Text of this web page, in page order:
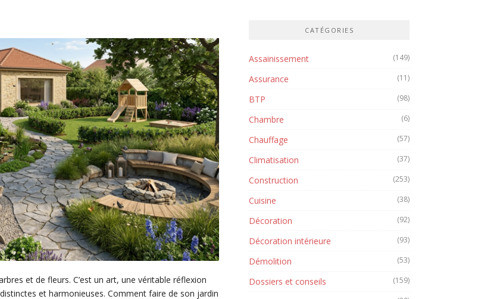
et de fleurs. C’est un art, une véritable réflexion
et harmonieuses. Comment faire de son jardin
CATÉGORIES
Assainissement (149)
Assurance (11)
BTP (98)
Chambre (6)
Chauffage (57)
Climatisation (37)
Construction (253)
Cuisine (38)
Décoration (92)
Décoration intérieure (93)
Démolition (53)
Dossiers et conseils (159)